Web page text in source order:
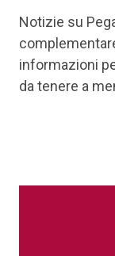
Notizie su
informazioni
da tenere a